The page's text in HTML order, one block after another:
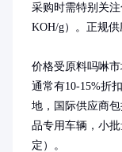
采购时需特别关
KOH/g）。正规供
价格受原料吗啉
通常有10-15%折
地，国际供应商
品专用车辆，小
定）。